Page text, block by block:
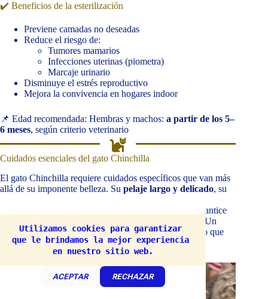
Utilizamos cookies para garantizar
que le brindamos la mejor experiencia
en nuestro sitio web.
ACEPTAR RECHAZAR
✔️ Beneficios de la esterilización
Previene camadas no deseadas
Reduce el riesgo de:
Tumores mamarios
Infecciones uterinas (piometra)
Marcaje urinario
Disminuye el estrés reproductivo
Mejora la convivencia en hogares indoor
📌 Edad recomendada: Hembras y machos: a partir de los 5–
6 meses, según criterio veterinario
Cuidados esenciales del gato Chinchilla
El gato Chinchilla requiere cuidados específicos que van más
allá de su imponente belleza. Su pelaje largo y delicado, su
indispensable una rutina de atención constante que garantice
. Un
cuidado adecuado no solo previene enfermedades, sino que
fortalece el vínculo entre el gato y su tutor.